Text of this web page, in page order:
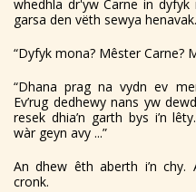
whedhla dr'yw Carne in
garsa den vëth sewya
“Dyfyk mona? Mêster Carne?
“Dhana prag na vydn ev
Ev’rug dedhewy nans yw
resek dhia’n garth bys i’n
wàr geyn avy ...”
An dhew êth aberth i’n chy.
cronk.